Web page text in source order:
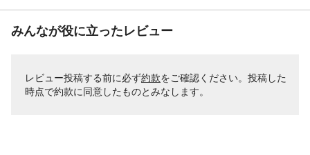
みんなが役に立ったレビュー
レビュー投稿する前に必ず約款をご確認ください。投稿した
時点で約款に同意したものとみなします。